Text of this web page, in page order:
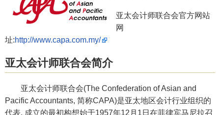
亚太会计师联合会官方网站
网
址:http://www.capa.com.my/
亚太会计师联合会简介
亚太会计师联合会(The Confederation of Asian and
Pacific Accountants, 简称CAPA)是亚太地区会计行业组织的
代表, 成立的最初构想始于1957年12月1日在菲律宾马尼拉召